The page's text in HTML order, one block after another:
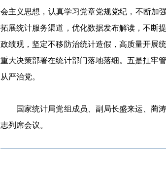
会主义思想，认真学习党章党规党纪，不断加
拓展统计服务渠道，优化数据发布解读，不断
政绩观，坚定不移防治统计造假，高质量开展
重大决策部署在统计部门落地落细。五是扛牢
从严治党。
国家统计局党组成员、副局长盛来运、蔺涛
志列席会议。